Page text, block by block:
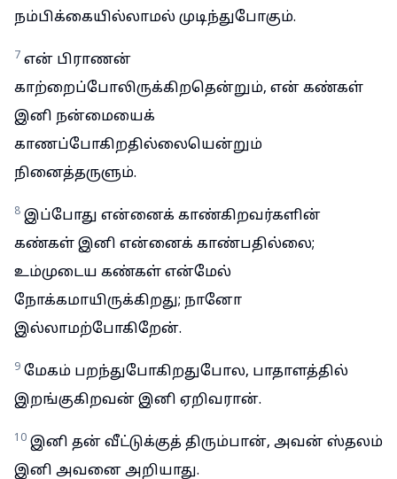
நம்பிக்கையில்லாமல் முடிந்துபோகும்.
7 என் பிராணன்
காற்றைப்போலிருக்கிறதென்றும், என் கண்கள்
இனி நன்மையைக்
காணப்போகிறதில்லையென்றும்
நினைத்தருளும்.
8 இப்போது என்னைக் காண்கிறவர்களின்
கண்கள் இனி என்னைக் காண்பதில்லை;
உம்முடைய கண்கள் என்மேல்
நோக்கமாயிருக்கிறது; நானோ
இல்லாமற்போகிறேன்.
9 மேகம் பறந்துபோகிறதுபோல, பாதாளத்தில்
இறங்குகிறவன் இனி ஏறிவரான்.
10 இனி தன் வீட்டுக்குத் திரும்பான், அவன் ஸ்தலம்
இனி அவனை அறியாது.